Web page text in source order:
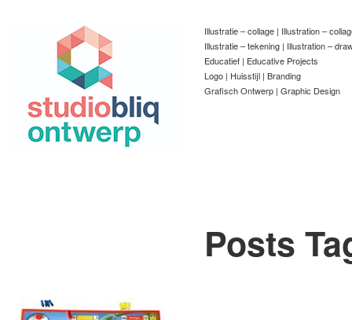
Illustratie – collage | Illustration –
Illustratie – tekening | Illustration –
Educatief | Educative Projects
Logo | Huisstijl | Branding
Grafisch Ontwerp | Graphic Design
Posts